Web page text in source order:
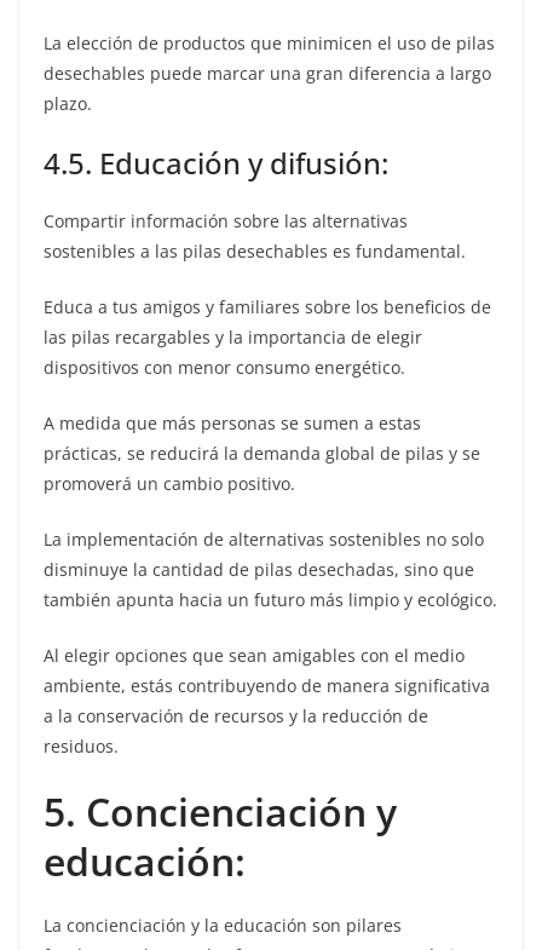
La elección de productos que minimicen el uso de pilas
desechables puede marcar una gran diferencia a largo
plazo.
4.5. Educación y difusión:
Compartir información sobre las alternativas
sostenibles a las pilas desechables es fundamental.
Educa a tus amigos y familiares sobre los beneficios de
las pilas recargables y la importancia de elegir
dispositivos con menor consumo energético.
A medida que más personas se sumen a estas
prácticas, se reducirá la demanda global de pilas y se
promoverá un cambio positivo.
La implementación de alternativas sostenibles no solo
disminuye la cantidad de pilas desechadas, sino que
también apunta hacia un futuro más limpio y ecológico.
Al elegir opciones que sean amigables con el medio
ambiente, estás contribuyendo de manera significativa
a la conservación de recursos y la reducción de
residuos.
5. Concienciación y
educación:
La concienciación y la educación son pilares